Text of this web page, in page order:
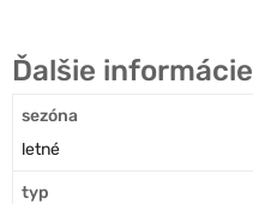
Ďalšie informácie
sezóna
letné
typ